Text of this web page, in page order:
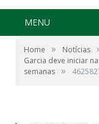
MENU
Home » Notícias
Garcia deve iniciar
semanas »